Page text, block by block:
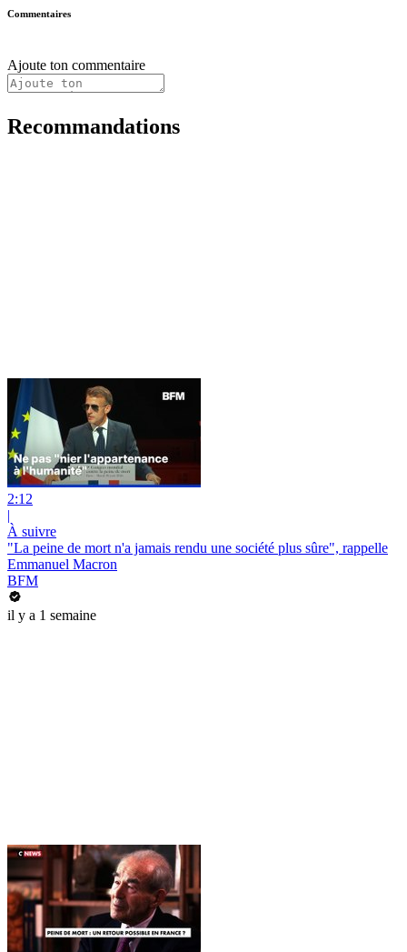
Commentaires
Ajoute ton commentaire
Recommandations
2:12
|
À suivre
"La peine de mort n'a jamais rendu une société plus sûre", rappelle
Emmanuel Macron
BFM
il y a 1 semaine